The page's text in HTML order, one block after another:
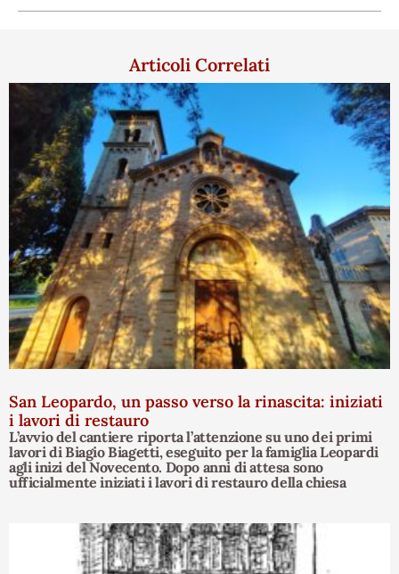
Articoli Correlati
San Leopardo, un passo verso la rinascita: iniziati
i lavori di restauro
L’avvio del cantiere riporta l’attenzione su uno dei primi
lavori di Biagio Biagetti, eseguito per la famiglia Leopardi
agli inizi del Novecento. Dopo anni di attesa sono
ufficialmente iniziati i lavori di restauro della chiesa